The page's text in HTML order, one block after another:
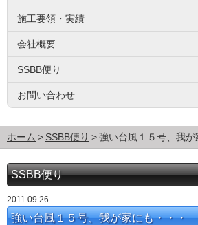
施工要領・実績
会社概要
SSBB便り
お問い合わせ
ホーム SSBB便り 強い台風１５号、我が
SSBB便り
2011.09.26
強い台風１５号、我が家にも・・・